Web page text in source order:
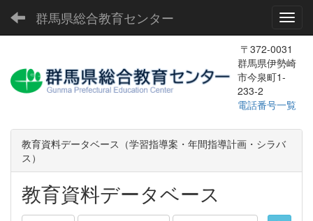
群馬県総合教育センター
〒372-0031
群馬県伊勢崎
市今泉町1-
233-2
電話番号一覧
教育資料データベース（学習指導案・年間指導計画・シラバ
ス）
教育資料データベース